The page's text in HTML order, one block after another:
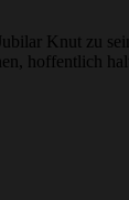
Knut zu
hoffentlich